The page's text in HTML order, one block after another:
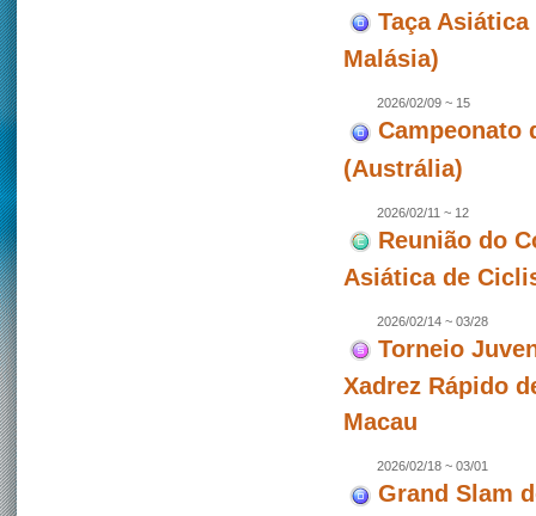
Taça
Malásia)
2026/02/09 ~ 15
Campeonato
(Austrália)
2026/02/11 ~ 12
Reunião do
Asiática de
2026/02/14 ~ 03/28
Torneio
Xadrez Rápido
Macau
2026/02/18 ~ 03/01
Grand Slam